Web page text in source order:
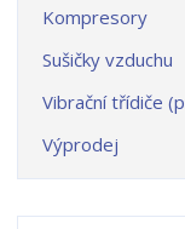
Kompresory
Sušičky vzduchu
Vibrační třídiče
Výprodej